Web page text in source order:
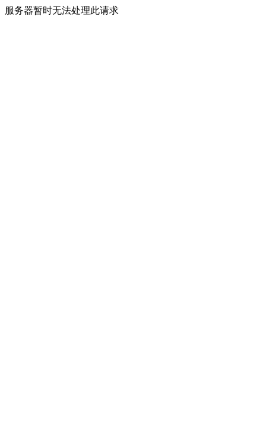
服务器暂时无法处理此请求